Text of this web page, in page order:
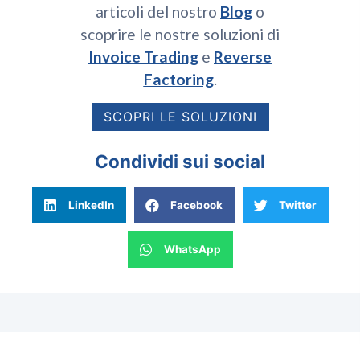
articoli del nostro Blog o
scoprire le nostre soluzioni di
Invoice Trading e Reverse
Factoring.
SCOPRI LE SOLUZIONI
Condividi sui social
LinkedIn Facebook Twitter
WhatsApp